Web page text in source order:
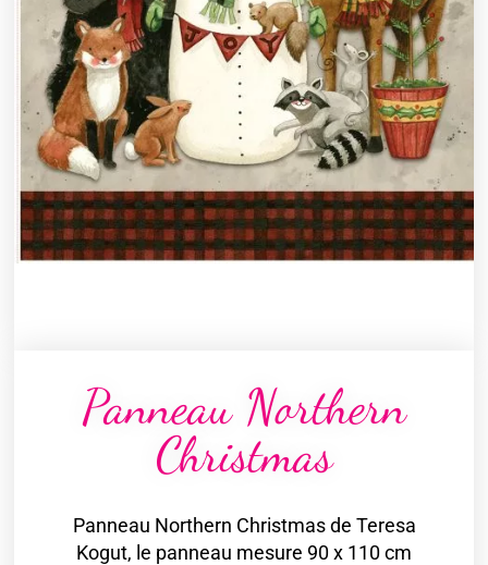
Panneau Northern
Christmas
Panneau Northern Christmas de Teresa
Kogut, le panneau mesure 90 x 110 cm